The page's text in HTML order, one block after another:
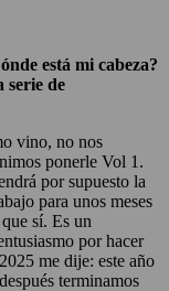
está mi cabeza?
serie de
vino, no nos
ponerle Vol 1.
por supuesto la
para unos meses
sí. Es un
por hacer
me dije: este año
terminamos